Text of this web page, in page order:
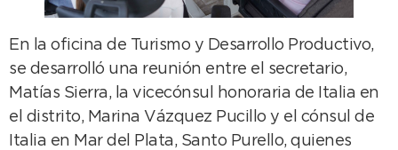
En la oficina de Turismo y Desarrollo Productivo,
se desarrolló una reunión entre el secretario,
Matías Sierra, la vicecónsul honoraria de Italia en
el distrito, Marina Vázquez Pucillo y el cónsul de
Italia en Mar del Plata, Santo Purello, quienes